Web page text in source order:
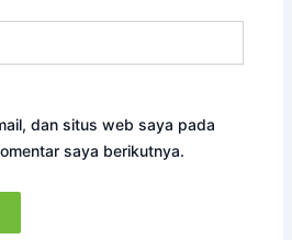
dan situs web saya pada
saya berikutnya.